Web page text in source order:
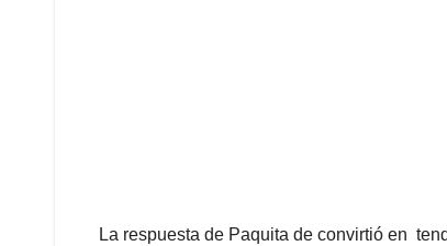
La respuesta de Paquita de convirtió en